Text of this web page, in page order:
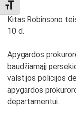
TOGGLE FONT SIZE
Kitas Robinsono
10 d.
Apygardos
baudžiamąjį
valstijos policijos
apygardos
departamentui.